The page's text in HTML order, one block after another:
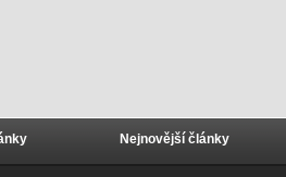
Nejnovější články